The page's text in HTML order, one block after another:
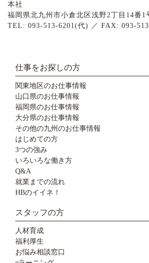
本社
福岡県北九州市小倉北区浅野2丁目14番1
TEL: 093-513-6201(代) ／ FAX: 093-
仕事をお探しの方
関東地区のお仕事情報
山口県のお仕事情報
福岡県のお仕事情報
大分県のお仕事情報
その他の九州のお仕事情報
はじめての方
3つの強み
いろいろな働き方
Q&A
就業までの流れ
HBのイイネ！
スタッフの方
人材育成
福利厚生
お悩み相談窓口